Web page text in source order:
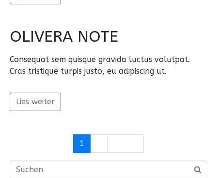
OLIVERA NOTE
Consequat sem quisque gravida luctus volutpat.
Cras tristique turpis justo, eu adipiscing ut.
Lies weiter
1